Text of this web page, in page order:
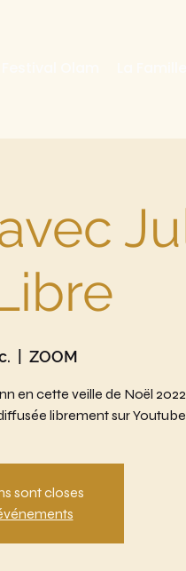
ZOOM
en cette veille de Noël
librement sur
sont closes